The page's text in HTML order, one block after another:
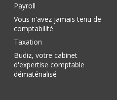
Payroll
Vous n'avez jamais tenu de
comptabilité
Taxation
Budiz, votre cabinet
d'expertise comptable
dématérialisé